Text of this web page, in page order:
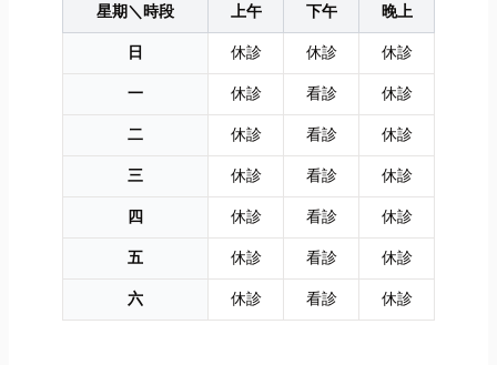
星期＼時段 上午 下午
晚上
日
休診 休診
休診
一
休診 看診
休診
二
休診 看診
休診
三
休診 看診
休診
四
休診 看診
休診
五
休診 看診
休診
六
休診 看診 休診